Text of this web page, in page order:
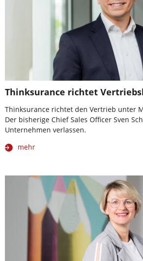
Thinksurance richtet
Thinksurance richtet den Vertrieb unter
Der bisherige Chief Sales Officer Sven
Unternehmen verlassen.
mehr